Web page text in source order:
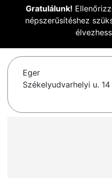
Gratulálunk!
népszerűsítéshez
Eger
Székelyudvarhelyi u. 14